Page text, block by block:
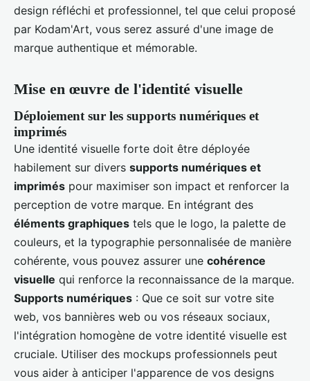
design réfléchi et professionnel, tel que celui proposé
par Kodam'Art, vous serez assuré d'une image de
marque authentique et mémorable.
Mise en œuvre de l'identité visuelle
Déploiement sur les supports numériques et
imprimés
Une identité visuelle forte doit être déployée
habilement sur divers supports numériques et
imprimés pour maximiser son impact et renforcer la
perception de votre marque. En intégrant des
éléments graphiques tels que le logo, la palette de
couleurs, et la typographie personnalisée de manière
cohérente, vous pouvez assurer une cohérence
visuelle qui renforce la reconnaissance de la marque.
Supports numériques : Que ce soit sur votre site
web, vos bannières web ou vos réseaux sociaux,
l'intégration homogène de votre identité visuelle est
cruciale. Utiliser des mockups professionnels peut
vous aider à anticiper l'apparence de vos designs